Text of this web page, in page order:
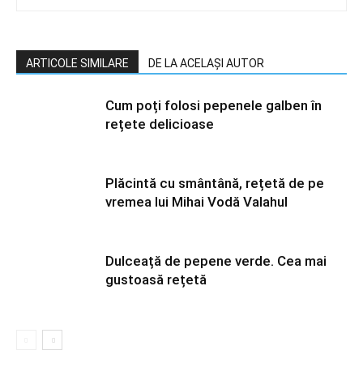
ARTICOLE SIMILARE DE LA ACELAȘI AUTOR
Cum poți folosi pepenele galben în
rețete delicioase
Plăcintă cu smântână, rețetă de pe
vremea lui Mihai Vodă Valahul
Dulceață de pepene verde. Cea mai
gustoasă rețetă